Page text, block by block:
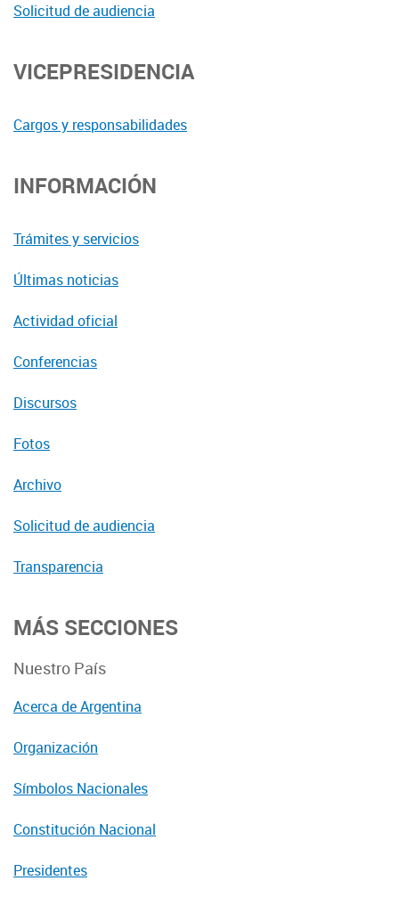
Solicitud de audiencia
VICEPRESIDENCIA
Cargos y responsabilidades
INFORMACIÓN
Trámites y servicios
Últimas noticias
Actividad oficial
Conferencias
Discursos
Fotos
Archivo
Solicitud de audiencia
Transparencia
MÁS SECCIONES
Nuestro País
Acerca de Argentina
Organización
Símbolos Nacionales
Constitución Nacional
Presidentes